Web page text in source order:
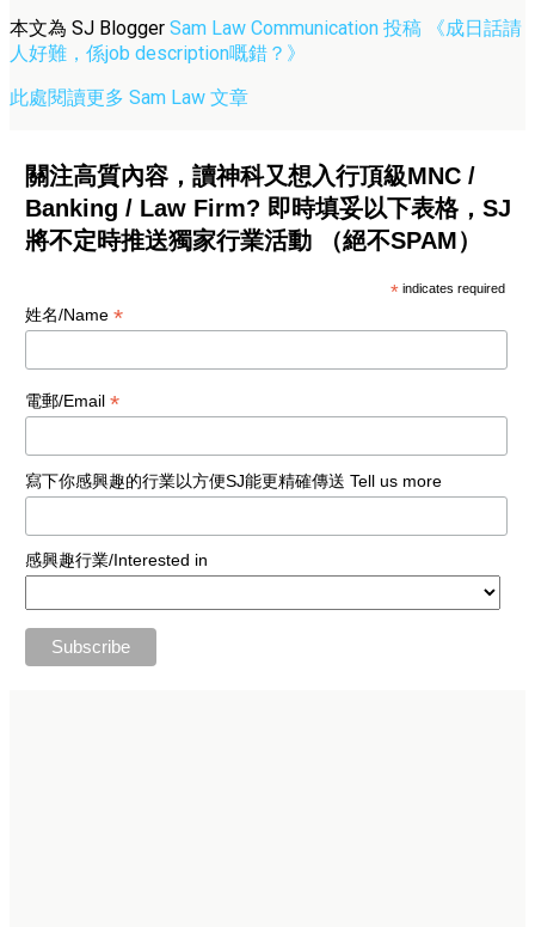
本文為 SJ Blogger Sam Law Communication 投稿 《成日話請
人好難，係job description嘅錯？》
此處閱讀更多 Sam Law 文章
關注高質內容，讀神科又想入行頂級MNC /
Banking / Law Firm? 即時填妥以下表格，SJ
將不定時推送獨家行業活動 （絕不SPAM）
* indicates required
姓名/Name *
電郵/Email *
寫下你感興趣的行業以方便SJ能更精確傳送 Tell us more
感興趣行業/Interested in